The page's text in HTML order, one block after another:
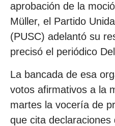
aprobación de la
Müller, el Partido
(PUSC) adelantó su
precisó el periódico
La bancada de esa
votos afirmativos a la
martes la vocería de
que cita declaraciones